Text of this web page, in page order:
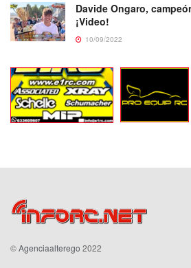
Davide Ongaro,
¡Video!
10/09/2022
©Agenciaalterego 2022